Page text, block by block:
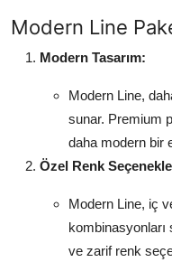
Modern Line
Modern Tasarım:
Modern Line,
sunar. Premium
daha modern bir
Özel Renk
Modern Line, iç
ve zarif renk